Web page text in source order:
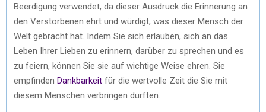
Beerdigung verwendet, da dieser Ausdruck die Erinnerung an
den Verstorbenen ehrt und würdigt, was dieser Mensch der
Welt gebracht hat. Indem Sie sich erlauben, sich an das
Leben Ihrer Lieben zu erinnern, darüber zu sprechen und es
zu feiern, können Sie sie auf wichtige Weise ehren. Sie
empfinden Dankbarkeit für die wertvolle Zeit die Sie mit
diesem Menschen verbringen durften.